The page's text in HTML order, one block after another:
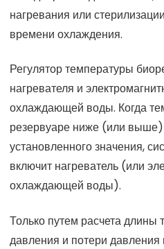
нагревания или
времени охлаждения.
Регулятор температуры
нагревателя и
охлаждающей воды. Когда
резервуаре ниже (или выше)
установленного значения,
включит нагреватель (или
охлаждающей воды).
Только путем расчета длины
давления и потери